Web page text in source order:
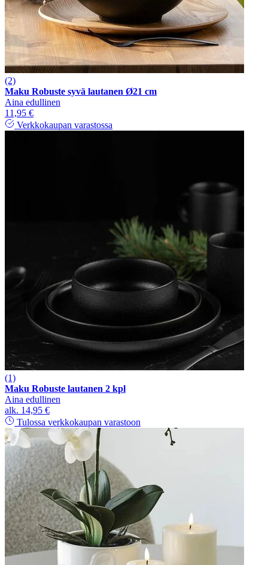
(2)
Maku Robuste syvä lautanen Ø21 cm
Aina edullinen
11,95 €
Verkkokaupan varastossa
(1)
Maku Robuste lautanen 2 kpl
Aina edullinen
alk. 14,95 €
Tulossa verkkokaupan varastoon